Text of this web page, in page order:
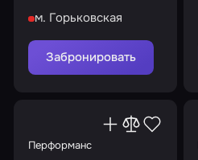
там навсегда…
м. Горьковская
Забронировать
Перформанс